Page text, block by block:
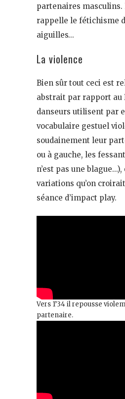
partenaires masculins.
rappelle le fétichisme
aiguilles…
La violence
Bien sûr tout ceci est
abstrait par rapport au
danseurs utilisent par
vocabulaire gestuel
soudainement leur
ou à gauche, les
n’est pas une blague…),
variations qu’on
séance d’impact play.
Vers 1’34 il repousse
partenaire.